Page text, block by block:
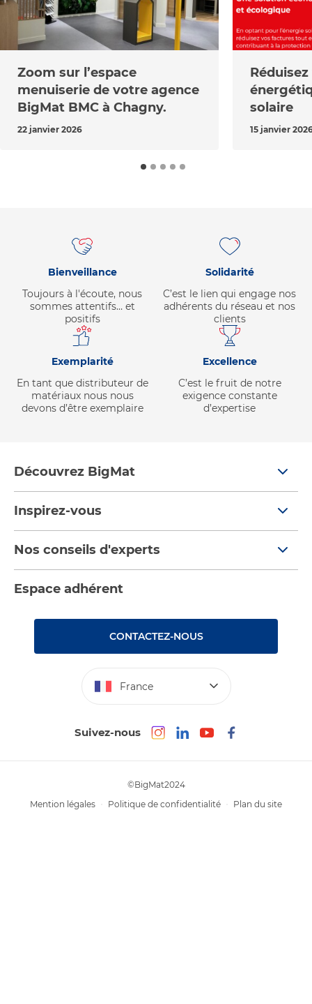
Zoom sur l’espace
menuiserie de votre agence
BigMat BMC à Chagny.
22 janvier 2026
solaire
15 janvier
Bienveillance
Toujours à l'écoute, nous
sommes attentifs… et
positifs
Solidarité
C’est le lien qui engage nos
adhérents du réseau et nos
clients
Exemplarité
En tant que distributeur de
matériaux nous nous
devons d’être exemplaire
Excellence
C’est le fruit de notre
exigence constante
d’expertise
Découvrez BigMat
Nous rejoindre
Devenez adhérent
Les services BigMat
Les Bâtisseurs du Sport
Inspirez-vous
Par pièces
Nos catalogues
Rencontres
Nos conseils d'experts
Espace adhérent
CONTACTEZ-NOUS
France
Suivez-nous
©BigMat2024
Mention légales
Politique de confidentialité Plan du site